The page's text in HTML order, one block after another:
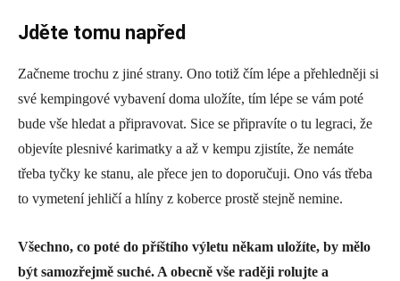
Jděte tomu napřed
Začneme trochu z jiné strany. Ono totiž čím lépe a přehledněji si
své kempingové vybavení doma uložíte, tím lépe se vám poté
bude vše hledat a připravovat. Sice se připravíte o tu legraci, že
objevíte plesnivé karimatky a až v kempu zjistíte, že nemáte
třeba tyčky ke stanu, ale přece jen to doporučuji. Ono vás třeba
to vymetení jehličí a hlíny z koberce prostě stejně nemine.
Všechno, co poté do příštího výletu někam uložíte, by mělo
být samozřejmě suché. A obecně vše raději rolujte a